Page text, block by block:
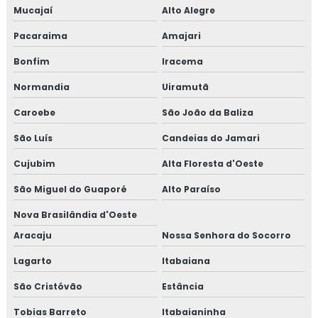
Mucajaí Alto Alegre
Pacaraima Amajari
Bonfim Iracema
Normandia Uiramutã
Caroebe São João da Baliza
São Luís Candeias do Jamari
Cujubim Alta Floresta d'Oeste
São Miguel do Guaporé Alto Paraíso
Nova Brasilândia d'Oeste
Aracaju
Nossa Senhora do Socorro
Lagarto Itabaiana
São Cristóvão Estância
Tobias Barreto Itabaianinha